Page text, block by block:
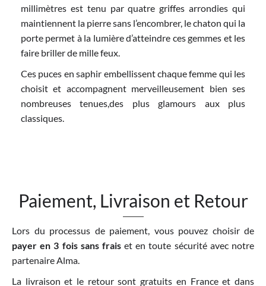
millimètres est tenu par quatre griffes arrondies qui
maintiennent la pierre sans l’encombrer, le chaton qui la
porte permet à la lumière d’atteindre ces gemmes et les
faire briller de mille feux.
Ces puces en saphir embellissent chaque femme qui les
choisit et accompagnent merveilleusement bien ses
nombreuses tenues,des plus glamours aux plus
classiques.
Paiement, Livraison et Retour
Lors du processus de paiement, vous pouvez choisir de
payer en 3 fois sans fraiset en toute sécurité avec notre
partenaire Alma.
La livraison et le retour sont gratuits en France et dans